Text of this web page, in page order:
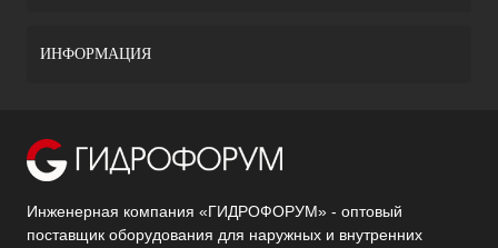
ИНФОРМАЦИЯ
Инженерная компания «ГИДРОФОРУМ» - оптовый
поставщик оборудования для наружных и внутренних